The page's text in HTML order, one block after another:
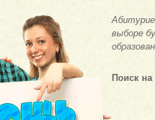
выборе
Поиск на